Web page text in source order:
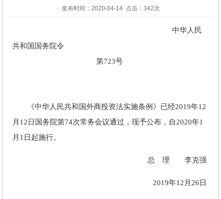
发布时间：2020-04-14 点击： 342次
中华人民
共和国国务院令
第723号
《中华人民共和国外商投资法实施条例》已经2019年12
月12日国务院第74次常务会议通过，现予公布，自2020年1
月1日起施行。
总 理 李克强
2019年12月26日